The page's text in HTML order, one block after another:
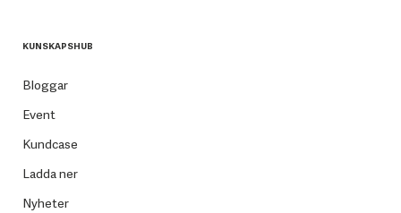
KUNSKAPSHUB
Bloggar
Event
Kundcase
Ladda ner
Nyheter